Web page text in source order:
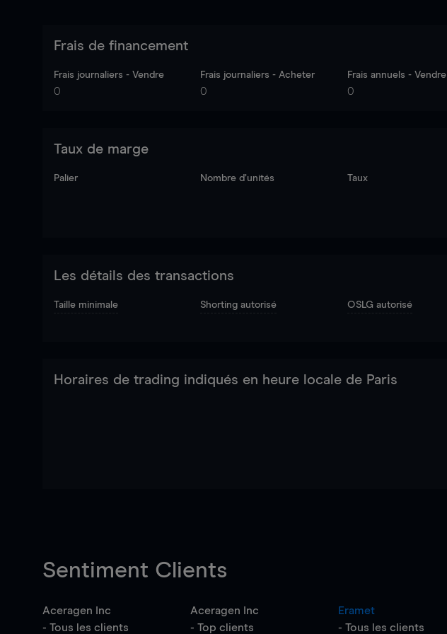
Frais de financement
Frais journaliers - Vendre
0
Frais journaliers - Acheter
0
Frais annuels - Vendre
0
Taux de marge
Palier Nombre d’unités Taux
Les détails des transactions
Taille minimale Shorting autorisé OSLG autorisé
Horaires de trading indiqués en heure locale de Paris
Sentiment Clients
Aceragen Inc
- Tous les clients
Aceragen Inc
- Top clients
Eramet
- Tous les clients